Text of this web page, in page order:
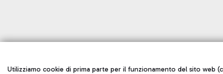
Utilizziamo cookie di prima parte per il funzionamento del sito web